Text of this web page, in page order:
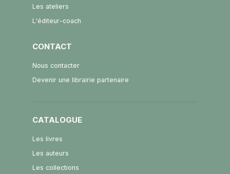
Les ateliers
L'éditeur-coach
CONTACT
Nous contacter
Devenir une librairie partenaire
CATALOGUE
Les livres
Les auteurs
Les collections